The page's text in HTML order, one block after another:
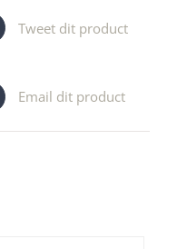
Tweet dit product
Email dit product